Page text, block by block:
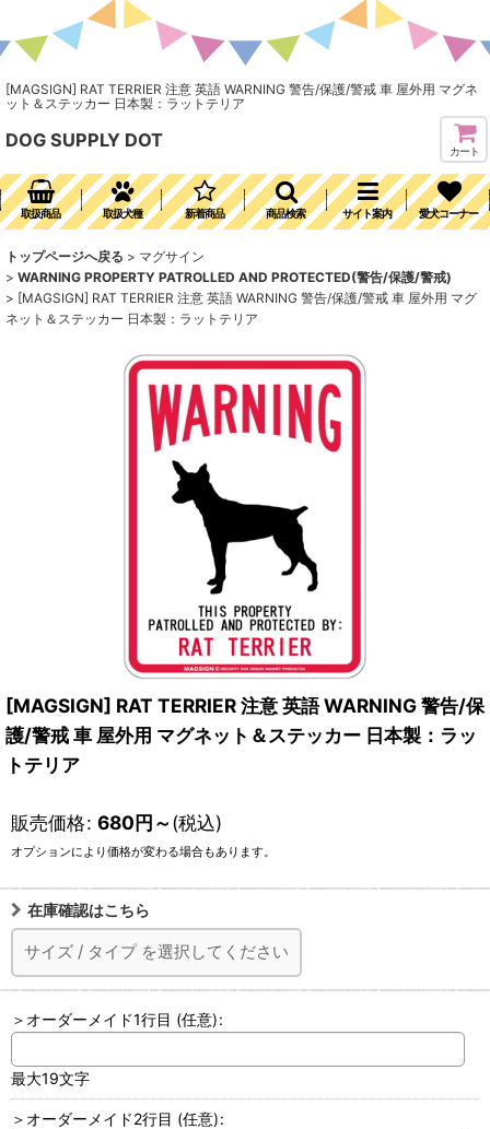
[MAGSIGN] RAT TERRIER 注意 英語 WARNING 警告/保護/警戒 車 屋外用 マグネ
ット＆ステッカー 日本製：ラットテリア
DOG SUPPLY DOT
カート
取扱商品 取扱犬種 新着商品 商品検索 サイト案内 愛犬コーナー
トップページへ戻る > マグサイン
> WARNING PROPERTY PATROLLED AND PROTECTED(警告/保護/警戒)
> [MAGSIGN] RAT TERRIER 注意 英語 WARNING 警告/保護/警戒 車 屋外用 マグ
ネット＆ステッカー 日本製：ラットテリア
[MAGSIGN] RAT TERRIER 注意 英語 WARNING 警告/保
護/警戒 車 屋外用 マグネット＆ステッカー 日本製：ラッ
トテリア
販売価格: 680円～(税込)
オプションにより価格が変わる場合もあります。
在庫確認はこちら
サイズ / タイプ を選択してください
＞オーダーメイド1行目 (任意):
最大19文字
＞オーダーメイド2行目 (任意):